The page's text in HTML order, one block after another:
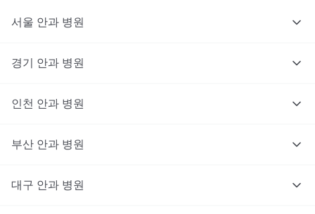
서울 안과 병원
경기 안과 병원
인천 안과 병원
부산 안과 병원
대구 안과 병원